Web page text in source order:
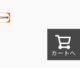
カートへ